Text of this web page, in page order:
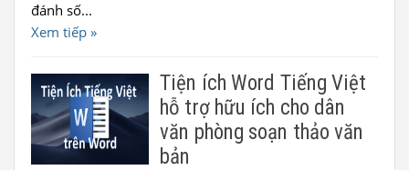
đánh số...
Xem tiếp »
Tiện ích Word Tiếng Việt
hỗ trợ hữu ích cho dân
văn phòng soạn thảo văn
bản